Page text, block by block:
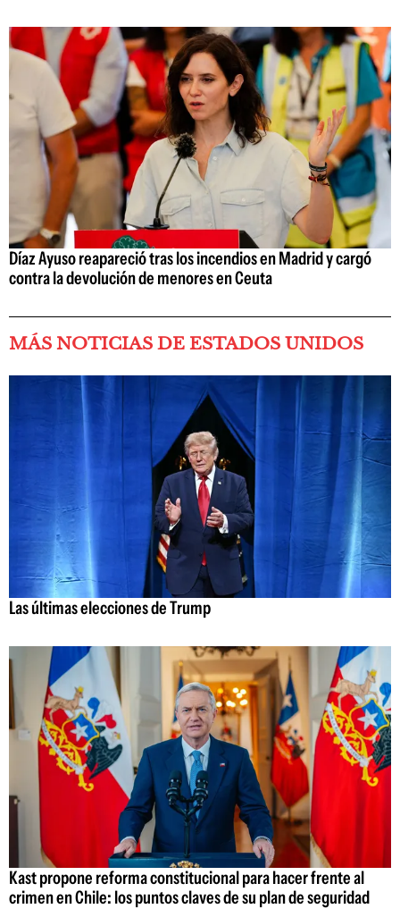
Díaz Ayuso reapareció tras los incendios en Madrid y cargó
contra la devolución de menores en Ceuta
MÁS NOTICIAS DE ESTADOS UNIDOS
Las últimas elecciones de Trump
Kast propone reforma constitucional para hacer frente al
crimen en Chile: los puntos claves de su plan de seguridad